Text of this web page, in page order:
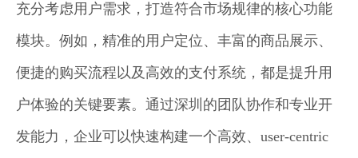
充分考虑用户需求，打造符合市场规律的核心功能
模块。例如，精准的用户定位、丰富的商品展示、
便捷的购买流程以及高效的支付系统，都是提升用
户体验的关键要素。通过深圳的团队协作和专业开
发能力，企业可以快速构建一个高效、user-centric